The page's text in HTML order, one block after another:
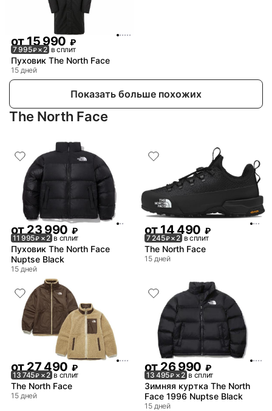
от15 990 ₽
7 995₽× 2 в сплит
Пуховик The North Face
15 дней
Показать больше похожих
The North Face
от23 990 ₽
11 995₽ × 2 в сплит
Пуховик The North Face
Nuptse Black
15 дней
от14 490 ₽
7 245₽× 2 в сплит
The North Face
15 дней
от 27 490 ₽
13 745₽ × 2 в сплит
The North Face
15 дней
от 26 990 ₽
13 495₽ × 2 в сплит
Зимняя куртка The North
Face 1996 Nuptse Black
15 дней